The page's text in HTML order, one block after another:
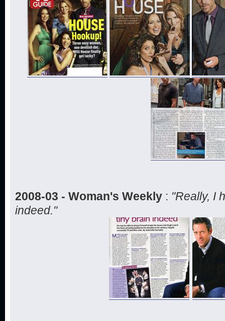
2008-03 - Woman's Weekly : "Really, I
indeed."